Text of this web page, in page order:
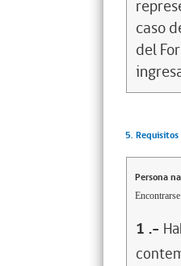
caso
del
5.
Persona
1 .-